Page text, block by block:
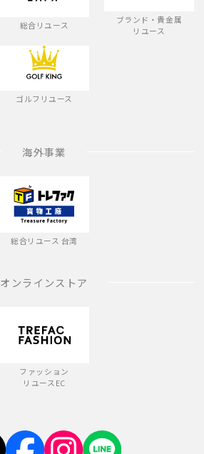
総合リユース
ブランド・貴金属
リユース
ゴルフリユース
海外事業
総合リユース 台湾
オンラインストア
ファッション
リユースEC